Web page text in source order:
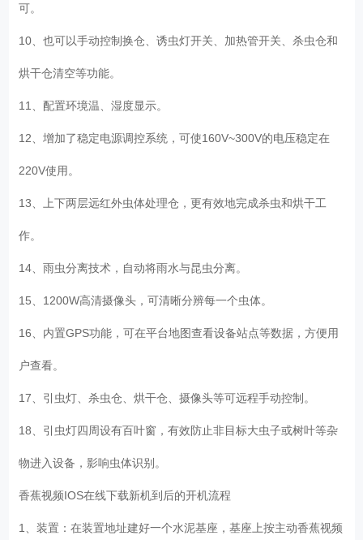
可。
10、也可以手动控制换仓、诱虫灯开关、加热管开关、杀虫仓和
烘干仓清空等功能。
11、配置环境温、湿度显示。
12、增加了稳定电源调控系统，可使160V~300V的电压稳定在
220V使用。
13、上下两层远红外虫体处理仓，更有效地完成杀虫和烘干工
作。
14、雨虫分离技术，自动将雨水与昆虫分离。
15、1200W高清摄像头，可清晰分辨每一个虫体。
16、内置GPS功能，可在平台地图查看设备站点等数据，方便用
户查看。
17、引虫灯、杀虫仓、烘干仓、摄像头等可远程手动控制。
18、引虫灯四周设有百叶窗，有效防止非目标大虫子或树叶等杂
物进入设备，影响虫体识别。
香蕉视频IOS在线下载新机到后的开机流程
1、装置：在装置地址建好一个水泥基座，基座上按主动香蕉视频